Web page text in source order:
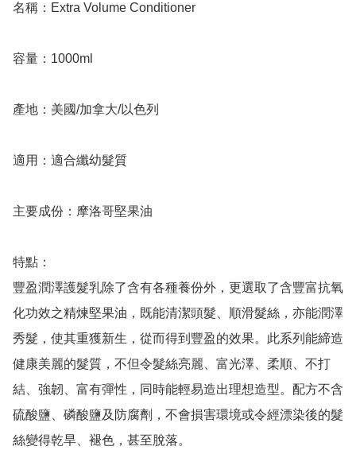
名稱：Extra Volume Conditioner
容量：1000ml
產地：美國/加拿大/以色列
適用：適合纖幼髮質
主要成份：摩洛哥堅果油
特點：
豐盈潤澤護髮乳除了含有各種養份外，更選取了含豐富抗氧
化功效之精煉堅果油，既能清潔頭髮、順滑髮絲，亦能潤澤
秀髮，使其重獲新生，從而得到豐盈的效果。此系列能締造
健康美麗的髮質，不但令髮絲亮麗、富光澤、柔順、不打
結、強韌、富有彈性，同時能輕易造出理想造型。配方不含
硫酸鹽、磷酸鹽及防腐劑，不會損害環境或令經漂染後的髮
絲變得乾旱、褪色，甚至脫落。